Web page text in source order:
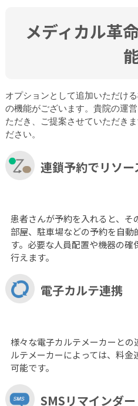
メディカル革
オプションとして追加いただけ
の機能がございます。貴院の運
ただき、ご提案させていただき
ださい。
連鎖予約でリソー
患者さんが予約を入れると、そ
部屋、駐車場などの予約を自
す。必要な人員配置や機器の確
行えます。
電子カルテ連携
様々な電子カルテメーカーとの
ルテメーカーによっては、料
可能です。
SMSリマインダー